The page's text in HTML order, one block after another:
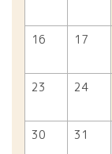
16 17
23 24
30 31